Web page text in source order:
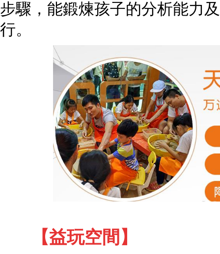
步驟，能鍛煉孩子的分析能力
行。
【益玩空間】